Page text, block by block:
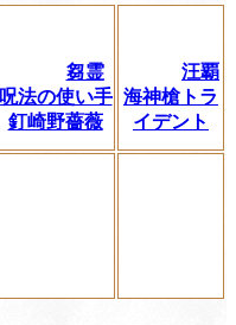
芻霊
呪法の使い手
釘崎野薔薇
汪覇
海神槍トラ
イデント